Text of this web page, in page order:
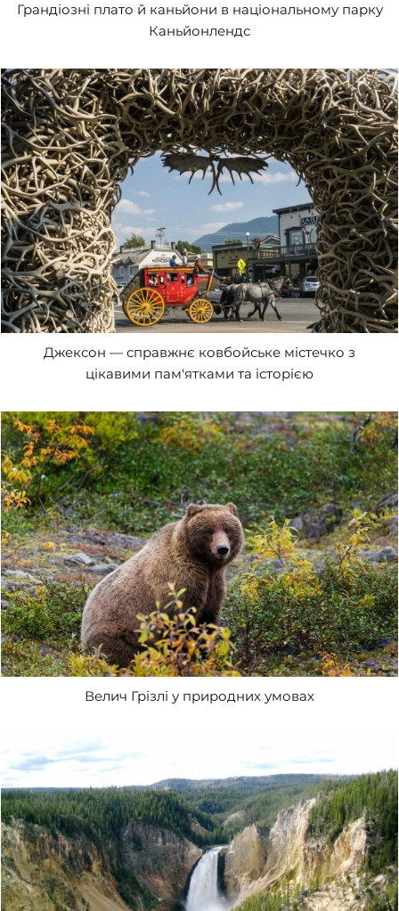
Грандіозні плато й каньйони в національному парку
Каньйонлендс
Джексон — справжнє ковбойське містечко з
цікавими пам'ятками та історією
Велич Грізлі у природних умовах